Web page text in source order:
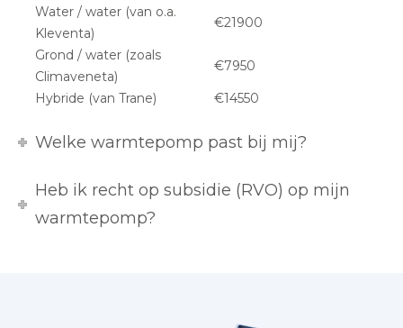
Water / water (van o.a.
Kleventa)
€21900
Grond / water (zoals
Climaveneta)
€7950
Hybride (van Trane)
€14550
Welke warmtepomp past bij mij?
Heb ik recht op subsidie (RVO) op mijn
warmtepomp?